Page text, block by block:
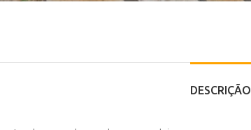
DESCRIÇÃO